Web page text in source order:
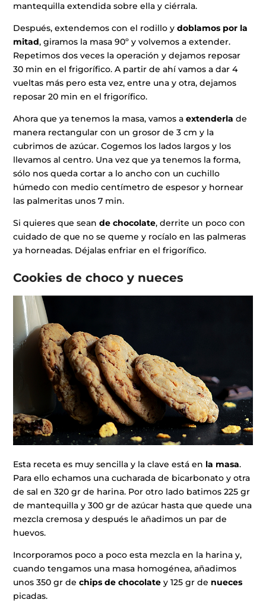
mantequilla extendida sobre ella y ciérrala.
Después, extendemos con el rodillo ydoblamos por la
mitad, giramos la masa 90º y volvemos a extender.
Repetimos dos veces la operación y dejamos reposar
30 min en el frigorífico. A partir de ahí vamos a dar 4
vueltas más pero esta vez, entre una y otra, dejamos
reposar 20 min en el frigorífico.
Ahora que ya tenemos la masa, vamos aextenderla de
manera rectangular con un grosor de 3 cm y la
cubrimos de azúcar. Cogemos los lados largos y los
llevamos al centro. Una vez que ya tenemos la forma,
sólo nos queda cortar a lo ancho con un cuchillo
húmedo con medio centímetro de espesor y hornear
las palmeritas unos 7 min.
Si quieres que seande chocolate, derrite un poco con
cuidado de que no se queme y rocíalo en las palmeras
ya horneadas. Déjalas enfriar en el frigorífico.
Cookies de choco y nueces
Esta receta es muy sencilla y la clave está en la masa.
Para ello echamos una cucharada de bicarbonato y otra
de sal en 320 gr de harina. Por otro lado batimos 225 gr
de mantequilla y 300 gr de azúcar hasta que quede una
mezcla cremosa y después le añadimos un par de
huevos.
Incorporamos poco a poco esta mezcla en la harina y,
cuando tengamos una masa homogénea, añadimos
unos 350 gr dechips de chocolate y 125 gr de nueces
picadas.